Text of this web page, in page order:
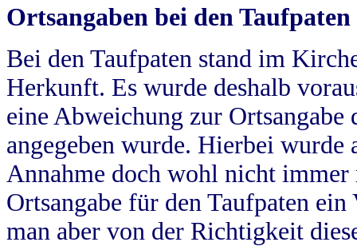
Ortsangaben bei den Taufpaten
Bei den Taufpaten stand im
Herkunft. Es wurde deshalb
eine Abweichung zur
angegeben wurde. Hierbei wurde
Annahme doch wohl nicht
Ortsangabe für den Taufpaten
man aber von der Richtigkeit